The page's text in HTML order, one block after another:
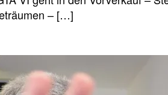
– […]